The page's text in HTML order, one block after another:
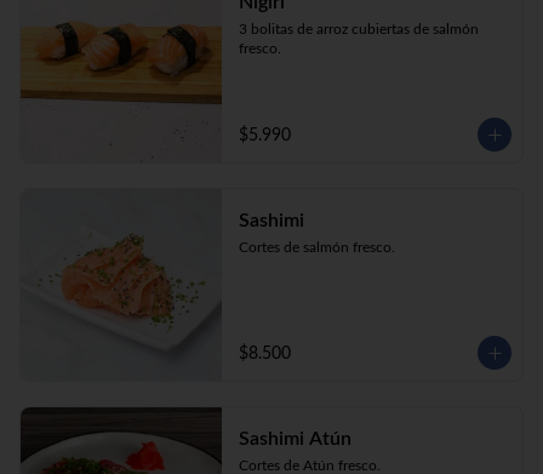
3 bolitas de arroz cubiertas de salmón
fresco.
$5.990
Sashimi
Cortes de salmón fresco.
$8.500
Sashimi Atún
Cortes de Atún fresco.